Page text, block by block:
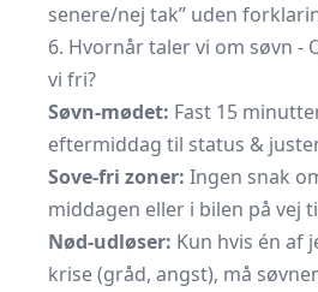
senere/nej tak” uden
6. Hvornår taler vi om søvn -
vi fri?
Søvn-mødet: Fast 15
eftermiddag til status &
Sove-fri zoner: Ingen snak
middagen eller i bilen på vej
Nød-udløser: Kun hvis én af
krise (gråd, angst), må